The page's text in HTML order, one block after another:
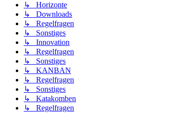
↳ Horizonte
↳ Downloads
↳ Regelfragen
↳ Sonstiges
↳ Innovation
↳ Regelfragen
↳ Sonstiges
↳ KANBAN
↳ Regelfragen
↳ Sonstiges
↳ Katakomben
↳ Regelfragen